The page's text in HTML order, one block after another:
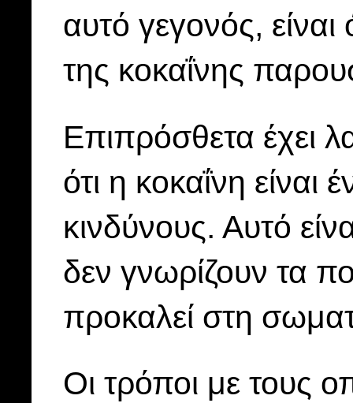
αυτό γεγονός,
της κοκαΐνης
Επιπρόσθετα έχει
ότι η κοκαΐνη είναι
κινδύνους. Αυτό
δεν γνωρίζουν τα
προκαλεί στη
Οι τρόποι με τους